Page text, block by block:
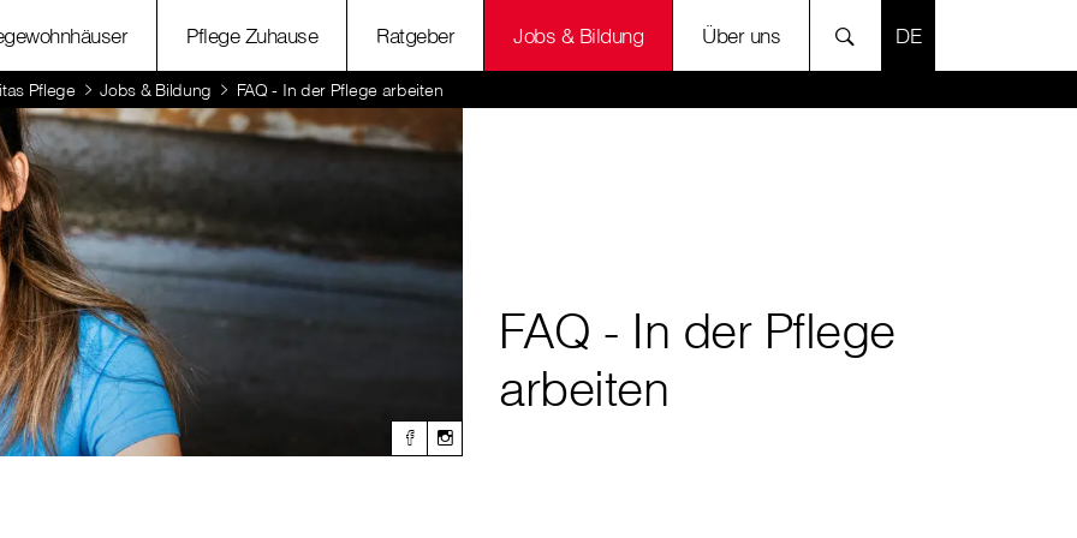
Pflege Zuhause Ratgeber Jobs & Bildung Über uns SPRACHE
Pflege Jobs & Bildung FAQ - In der Pflege arbeiten
FAQ - In der Pflege
arbeiten